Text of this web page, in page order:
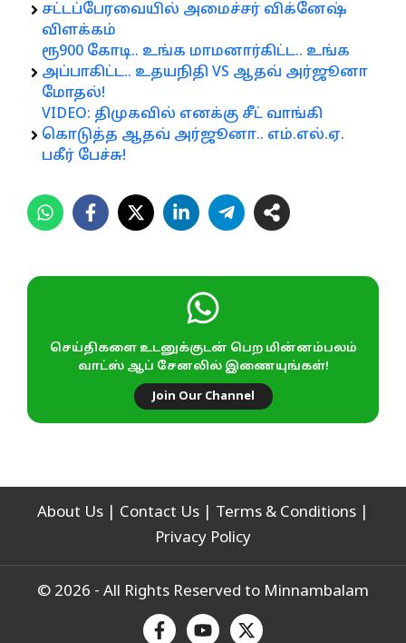
சட்டப்பேரவையில் அமைச்சர் விக்னேஷ்
விளக்கம்
ரூ900 கோடி.. உங்க மாமனார்கிட்ட.. உங்க
அப்பாகிட்ட.. உதயநிதி VS ஆதவ் அர்ஜூனா
மோதல்!
VIDEO: திமுகவில் எனக்கு சீட் வாங்கி
கொடுத்த ஆதவ் அர்ஜூனா.. எம்.எல்.ஏ.
பகீர் பேச்சு!
செய்திகளை உடனுக்குடன் பெற மின்னம்பலம்
வாட்ஸ் ஆப் சேனலில் இணையுங்கள்!
Join Our Channel
About Us Contact Us Terms & Conditions
Privacy Policy
© 2026 - All Rights Reserved to Minnambalam